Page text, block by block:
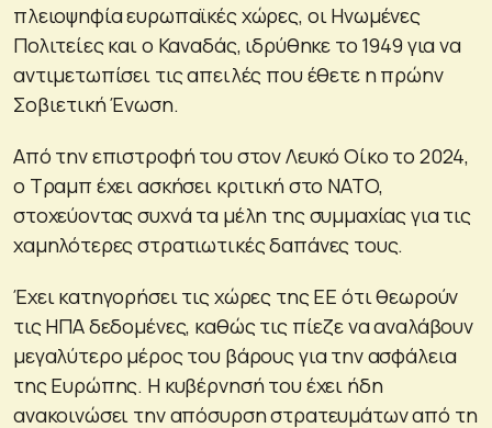
πλειοψηφία ευρωπαϊκές χώρες, οι Ηνωμένες
Πολιτείες και ο Καναδάς, ιδρύθηκε το 1949 για να
αντιμετωπίσει τις απειλές που έθετε η πρώην
Σοβιετική Ένωση.
Από την επιστροφή του στον Λευκό Οίκο το 2024,
ο Τραμπ έχει ασκήσει κριτική στο ΝΑΤΟ,
στοχεύοντας συχνά τα μέλη της συμμαχίας για τις
χαμηλότερες στρατιωτικές δαπάνες τους.
Έχει κατηγορήσει τις χώρες της ΕΕ ότι θεωρούν
τις ΗΠΑ δεδομένες, καθώς τις πίεζε να αναλάβουν
μεγαλύτερο μέρος του βάρους για την ασφάλεια
της Ευρώπης. Η κυβέρνησή του έχει ήδη
ανακοινώσει την απόσυρση στρατευμάτων από τη